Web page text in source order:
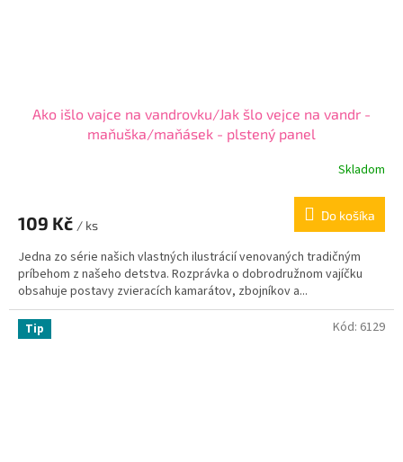
Ako išlo vajce na vandrovku/Jak šlo vejce na vandr -
maňuška/maňásek - plstený panel
Skladom
109 Kč / ks
Do košíka
Jedna zo série našich vlastných ilustrácií venovaných tradičným
príbehom z našeho detstva. Rozprávka o dobrodružnom vajíčku
obsahuje postavy zvieracích kamarátov, zbojníkov a...
Tip Kód: 6129